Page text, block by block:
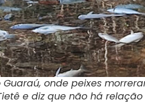
onde peixes
e diz que não há